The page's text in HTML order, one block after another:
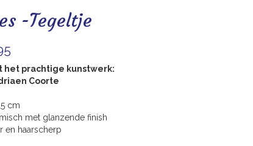
-Tegeltje
het prachtige kunstwerk:
Coorte
cm
met glanzende finish
en haarscherp